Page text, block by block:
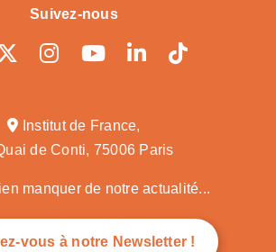
Suivez-nous
Institut de France,
de Conti, 75006 Paris
manquer de notre actualité...
vous à notre Newsletter !